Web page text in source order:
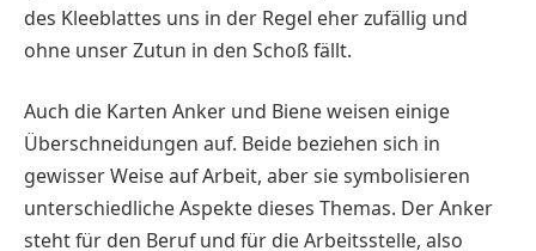
des Kleeblattes uns in der Regel eher zufällig und
ohne unser Zutun in den Schoß fällt.
Auch die Karten Anker und Biene weisen einige
Überschneidungen auf. Beide beziehen sich in
gewisser Weise auf Arbeit, aber sie symbolisieren
unterschiedliche Aspekte dieses Themas. Der Anker
steht für den Beruf und für die Arbeitsstelle, also